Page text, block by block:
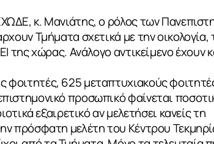
κ. Μανιάτης, ο ρόλος των
Τμήματα σχετικά με την οικολογία,
της χώρας. Ανάλογο αντικείμενο έχουν
625 μεταπτυχιακούς
προσωπικό φαίνεται
εξαιρετικό αν μελετήσει κανείς τη
πρόσφατη μελέτη του Κέντρου